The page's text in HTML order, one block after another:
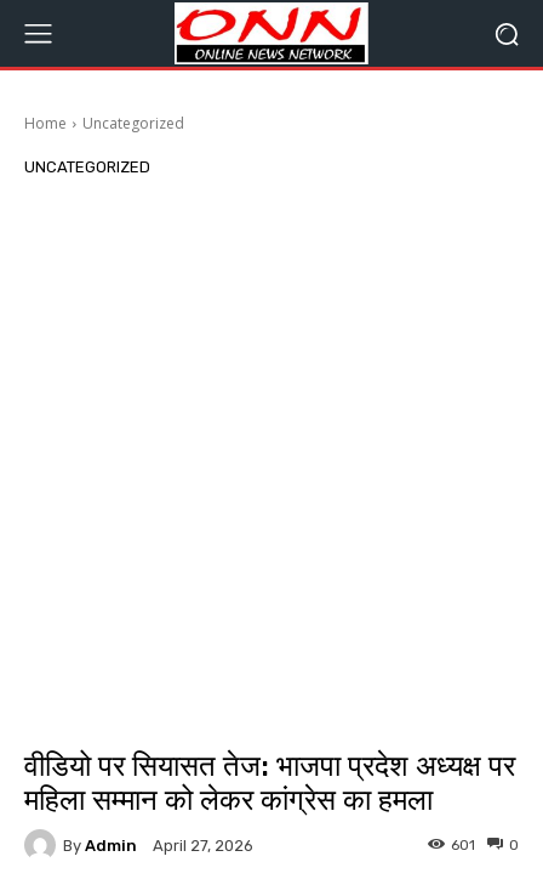
Home Uncategorized
UNCATEGORIZED
वीडियो पर सियासत तेज: भाजपा प्रदेश अध्यक्ष पर
महिला सम्मान को लेकर कांग्रेस का हमला
By Admin April 27, 2026 0
601